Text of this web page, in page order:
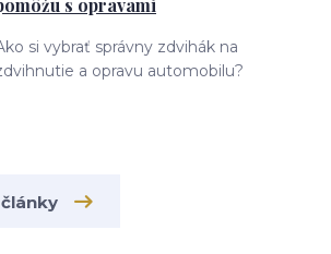
s opravami
si vybrať správny zdvihák na
a opravu automobilu?